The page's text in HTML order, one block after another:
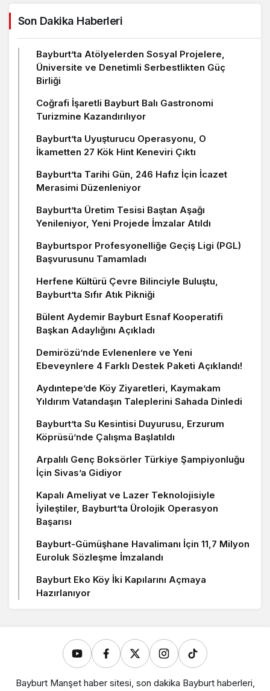
Son Dakika Haberleri
Bayburt’ta Atölyelerden Sosyal Projelere,
Üniversite ve Denetimli Serbestlikten Güç
Birliği
Coğrafi İşaretli Bayburt Balı Gastronomi
Turizmine Kazandırılıyor
Bayburt’ta Uyuşturucu Operasyonu, O
İkametten 27 Kök Hint Keneviri Çıktı
Bayburt’ta Tarihi Gün, 246 Hafız İçin İcazet
Merasimi Düzenleniyor
Bayburt’ta Üretim Tesisi Baştan Aşağı
Yenileniyor, Yeni Projede İmzalar Atıldı
Bayburtspor Profesyonelliğe Geçiş Ligi (PGL)
Başvurusunu Tamamladı
Herfene Kültürü Çevre Bilinciyle Buluştu,
Bayburt’ta Sıfır Atık Pikniği
Bülent Aydemir Bayburt Esnaf Kooperatifi
Başkan Adaylığını Açıkladı
Demirözü’nde Evlenenlere ve Yeni
Ebeveynlere 4 Farklı Destek Paketi Açıklandı!
Aydıntepe’de Köy Ziyaretleri, Kaymakam
Yıldırım Vatandaşın Taleplerini Sahada Dinledi
Bayburt’ta Su Kesintisi Duyurusu, Erzurum
Köprüsü’nde Çalışma Başlatıldı
Arpalılı Genç Boksörler Türkiye Şampiyonluğu
İçin Sivas’a Gidiyor
Kapalı Ameliyat ve Lazer Teknolojisiyle
İyileştiler, Bayburt’ta Ürolojik Operasyon
Başarısı
Bayburt-Gümüşhane Havalimanı İçin 11,7 Milyon
Euroluk Sözleşme İmzalandı
Bayburt Eko Köy İki Kapılarını Açmaya
Hazırlanıyor
Bayburt Manşet haber sitesi, son dakika Bayburt haberleri,